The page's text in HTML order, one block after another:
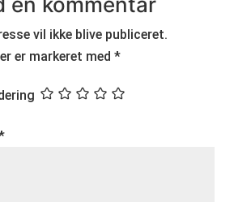
vil ikke blive publiceret.
er markeret med *